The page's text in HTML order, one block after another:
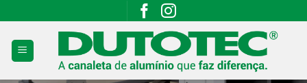
to
content